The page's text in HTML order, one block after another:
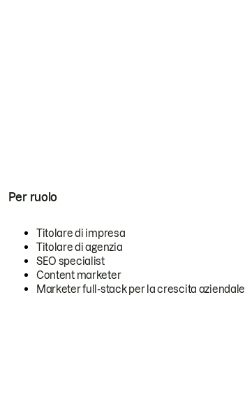
Per ruolo
Titolare di impresa
Titolare di agenzia
SEO specialist
Content marketer
Marketer full-stack per la crescita aziendale